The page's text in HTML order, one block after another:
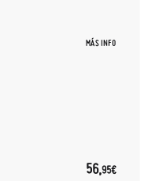
MÁS INFO
56,95€